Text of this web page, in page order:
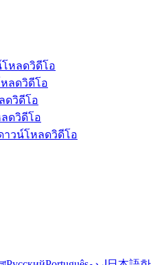
โหลดวิดีโอ
ลดวิดีโอ
ดวิดีโอ
ดวิดีโอ
าวน์โหลดวิดีโอ